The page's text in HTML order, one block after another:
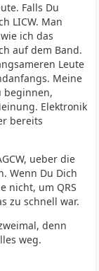
Falls Du
LICW. Man
ich das
auf dem Band.
Leute
Meine
beginnen,
Elektronik
bereits
ueber die
Wenn Du Dich
nicht, um QRS
zu schnell war.
denn
weg.